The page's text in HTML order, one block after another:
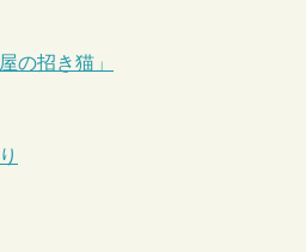
の招き猫」